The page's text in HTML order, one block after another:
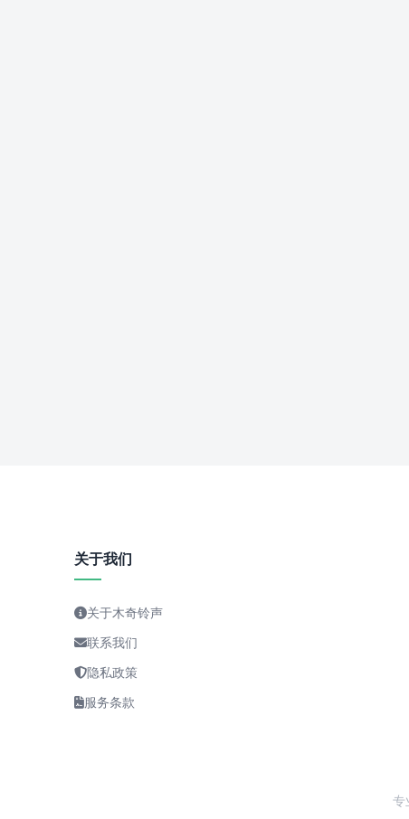
关于我们
关于木奇铃声
联系我们
隐私政策
服务条款
专